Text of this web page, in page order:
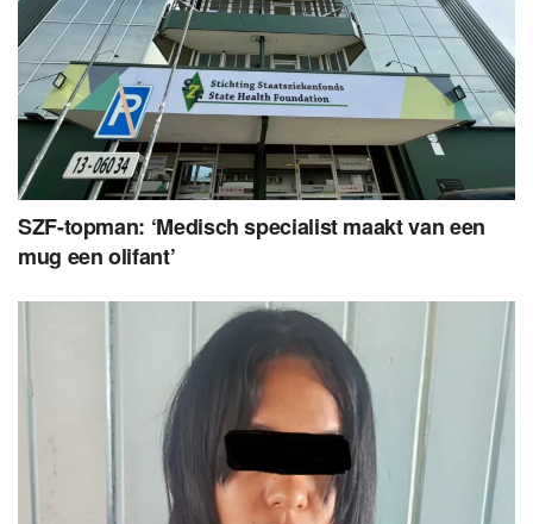
SZF-topman: ‘Medisch specialist maakt van een
mug een olifant’